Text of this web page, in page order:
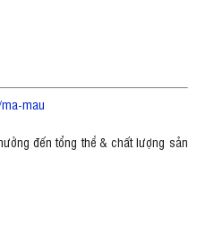
mau
đến tổng thể & chất lượng sản